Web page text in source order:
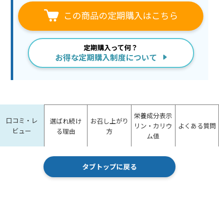
この商品の定期購入はこちら
定期購入って何？
お得な定期購入制度について
口コミ・レ
ビュー
選ばれ続け
る理由
お召し上がり
方
栄養成分表示
リン・カリウ
ム値
よくある質問
タブトップに戻る